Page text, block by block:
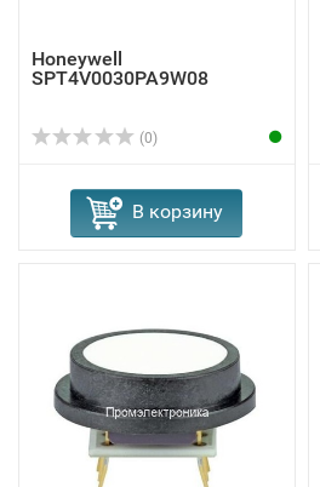
Honeywell
SPT4V0030PA9W08
(0)
В корзину